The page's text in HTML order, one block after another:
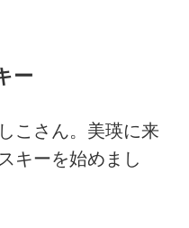
ー
こさん。美瑛に来
キーを始めまし